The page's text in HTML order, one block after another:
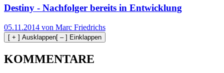
Destiny - Nachfolger bereits in Entwicklung
05.11.2014 von Marc Friedrichs
[ + ] Ausklappen[ – ] Einklappen
KOMMENTARE